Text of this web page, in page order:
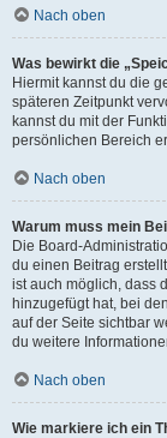
Nach oben
Was bewirkt die
Hiermit kannst du die
späteren Zeitpunkt
kannst du mit der
persönlichen Bereich
Nach oben
Warum muss mein
Die Board-
du einen Beitrag
ist auch möglich, dass
hinzugefügt hat, bei
auf der Seite sichtbar
du weitere
Nach oben
Wie markiere ich ein